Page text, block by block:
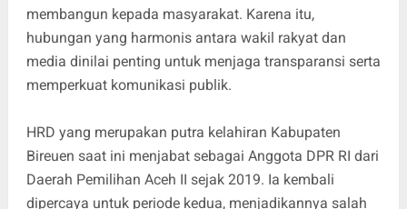
membangun kepada masyarakat. Karena itu,
hubungan yang harmonis antara wakil rakyat dan
media dinilai penting untuk menjaga transparansi serta
memperkuat komunikasi publik.
HRD yang merupakan putra kelahiran Kabupaten
Bireuen saat ini menjabat sebagai Anggota DPR RI dari
Daerah Pemilihan Aceh II sejak 2019. Ia kembali
dipercaya untuk periode kedua, menjadikannya salah